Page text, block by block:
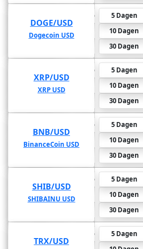
DOGE/USD
Dogecoin USD
5 Dagen
10 Dagen
30 Dagen
XRP/USD
XRP USD
5 Dagen
10 Dagen
30 Dagen
BNB/USD
BinanceCoin USD
5 Dagen
10 Dagen
30 Dagen
SHIB/USD
SHIBAINU USD
5 Dagen
10 Dagen
30 Dagen
TRX/USD
5 Dagen
6 Maanden
1 Jaar
2 Jaar
288.91%
6 Maanden
1 Jaar
2 Jaar
-70.86%
6 Maanden
1 Jaar
2 Jaar
104.24%
6 Maanden
1 Jaar
2 Jaar
0%
6 Maanden